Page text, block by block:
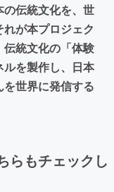
伝統文化を、世
が本プロジェク
伝統文化の「体験
を製作し、日本
世界に発信する
らもチェックし